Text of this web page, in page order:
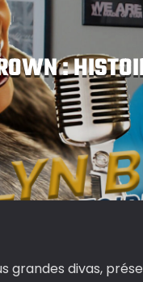
:
grandes divas,